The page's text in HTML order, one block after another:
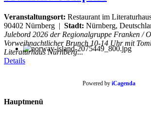
Veranstaltungsort: Restaurant im
90402 Nürnberg | Stadt: Nürnberg,
Julebord 2026 der Regionalgruppe Franken /
Vorweihnachtlicher Brunch 10-14 Uhr mit
Literaturhaus Nürnberg...
Details
Powered by iCagenda
Hauptmenü